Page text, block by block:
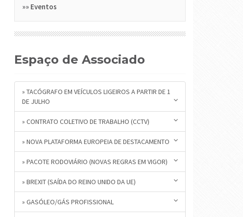
»» Eventos
Espaço de Associado
» TACÓGRAFO EM VEÍCULOS LIGEIROS A PARTIR DE 1
DE JULHO
» CONTRATO COLETIVO DE TRABALHO (CCTV)
» NOVA PLATAFORMA EUROPEIA DE DESTACAMENTO
» PACOTE RODOVIÁRIO (NOVAS REGRAS EM VIGOR)
» BREXIT (SAÍDA DO REINO UNIDO DA UE)
» GASÓLEO/GÁS PROFISSIONAL